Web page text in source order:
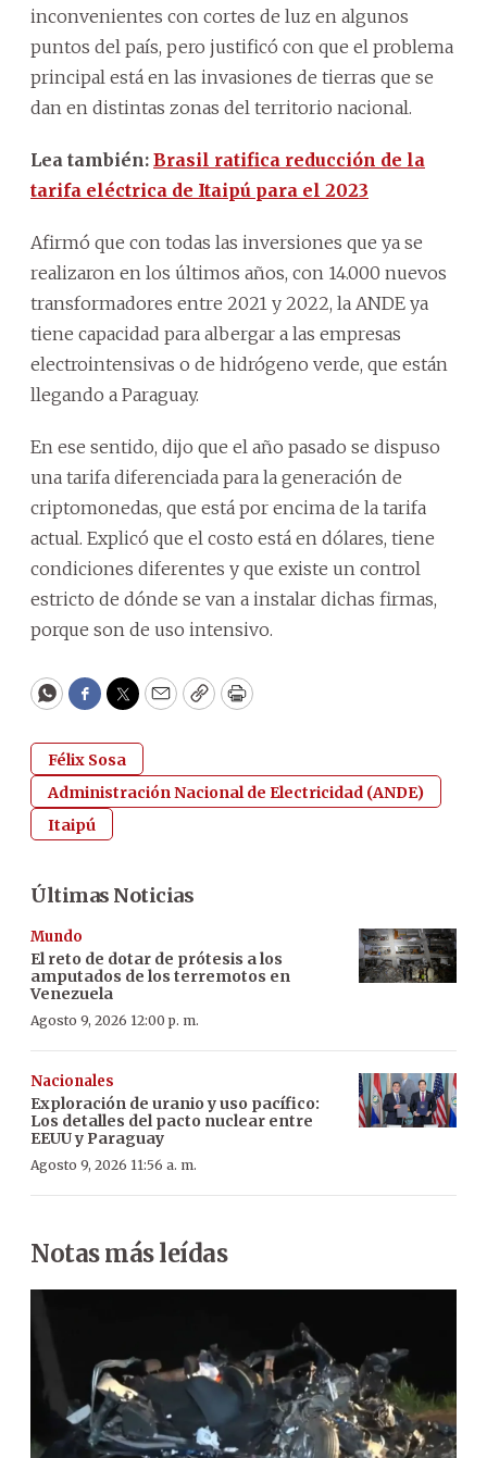
inconvenientes con cortes de luz en algunos
puntos del país, pero justificó con que el problema
principal está en las invasiones de tierras que se
dan en distintas zonas del territorio nacional.
Lea también: Brasil ratifica reducción de la
tarifa eléctrica de Itaipú para el 2023
Afirmó que con todas las inversiones que ya se
realizaron en los últimos años, con 14.000 nuevos
transformadores entre 2021 y 2022, la ANDE ya
tiene capacidad para albergar a las empresas
electrointensivas o de hidrógeno verde, que están
llegando a Paraguay.
En ese sentido, dijo que el año pasado se dispuso
una tarifa diferenciada para la generación de
criptomonedas, que está por encima de la tarifa
actual. Explicó que el costo está en dólares, tiene
condiciones diferentes y que existe un control
estricto de dónde se van a instalar dichas firmas,
porque son de uso intensivo.
WhatsApp
Facebook
Twitter
EmailCopyPrint
Félix Sosa
Administración Nacional de Electricidad (ANDE)
Itaipú
Últimas Noticias
Mundo
El reto de dotar de prótesis a los
amputados de los terremotos en
Venezuela
Agosto 9, 2026 12:00 p. m.
Nacionales
Exploración de uranio y uso pacífico:
Los detalles del pacto nuclear entre
EEUU y Paraguay
Agosto 9, 2026 11:56 a. m.
Notas más leídas